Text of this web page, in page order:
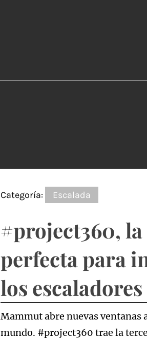
Categoría: Escalada
#project360,
perfecta para
los escaladores
Mammut abre nuevas ventanas
mundo. #project360 trae la